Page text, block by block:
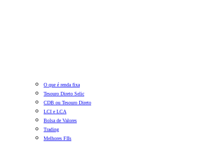
O que é renda fixa
Tesouro Direto Selic
CDB ou Tesouro Direto
LCI e LCA
Bolsa de Valores
Trading
Melhores FIIs